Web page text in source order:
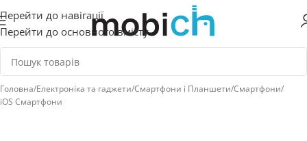
Перейти до навігації
Перейти до основного вмісту
Головна/Електроніка та гаджети/Смартфони і Планшети/Смартфони/
iOS Смартфони